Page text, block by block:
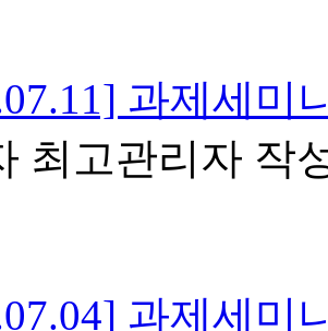
과제세미
최고관리자 작
과제세미